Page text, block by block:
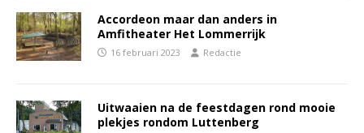
Accordeon maar dan anders in
Amfitheater Het Lommerrijk
16 februari 2023 Redactie
Uitwaaien na de feestdagen rond mooie
plekjes rondom Luttenberg